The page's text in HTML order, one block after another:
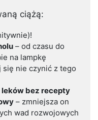
ciążą:
– od czasu do
na lampkę
nie czynić z tego
bez recepty
– zmniejsza on
wad rozwojowych